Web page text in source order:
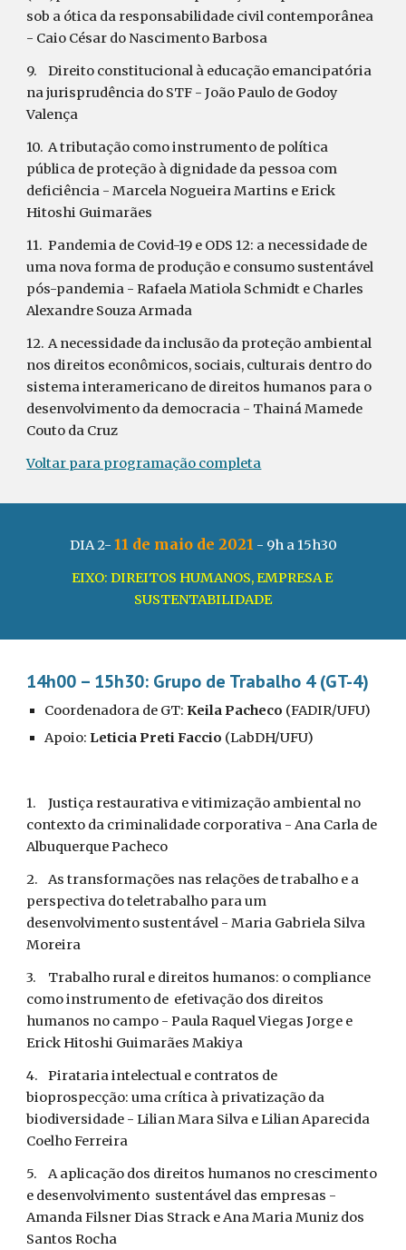
sob a ótica da responsabilidade civil contemporânea
- Caio César do Nascimento Barbosa
9.
Direito constitucional à educação emancipatória
na jurisprudência do STF - João Paulo de Godoy
Valença
10. A tributação como instrumento de política
pública de proteção à dignidade da pessoa com
deficiência - Marcela Nogueira Martins e Erick
Hitoshi Guimarães
11. Pandemia de Covid-19 e ODS 12: a necessidade de
uma nova forma de produção e consumo sustentável
pós-pandemia - Rafaela Matiola Schmidt e Charles
Alexandre Souza Armada
12. A necessidade da inclusão da proteção ambiental
nos direitos econômicos, sociais, culturais dentro do
sistema interamericano de direitos humanos para o
desenvolvimento da democracia - Thainá Mamede
Couto da Cruz
Voltar para programação completa
DIA 2- 11 de maio de 2021 - 9h a 15h30
EIXO: DIREITOS HUMANOS, EMPRESA E
SUSTENTABILIDADE
14h00 – 15h30: Grupo de Trabalho 4 (GT-4)
Coordenadora de GT: Keila Pacheco (FADIR/UFU)
Apoio: Leticia Preti Faccio (LabDH/UFU)
1.
Justiça restaurativa e vitimização ambiental no
contexto da criminalidade corporativa - Ana Carla de
Albuquerque Pacheco
2.
As transformações nas relações de trabalho e a
perspectiva do teletrabalho para um
desenvolvimento sustentável - Maria Gabriela Silva
Moreira
3.
Trabalho rural e direitos humanos: o compliance
como instrumento de  efetivação dos direitos
humanos no campo - Paula Raquel Viegas Jorge e
Erick Hitoshi Guimarães Makiya
4.
Pirataria intelectual e contratos de
bioprospecção: uma crítica à privatização da
biodiversidade - Lilian Mara Silva e Lilian Aparecida
Coelho Ferreira
5.
A aplicação dos direitos humanos no crescimento
e desenvolvimento  sustentável das empresas -
Amanda Filsner Dias Strack e Ana Maria Muniz dos
Santos Rocha